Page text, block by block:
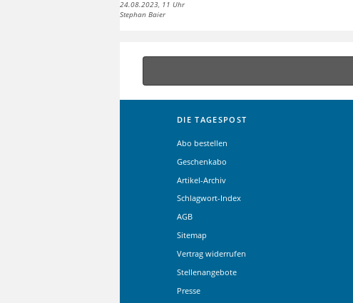
24.08.2023, 11 Uhr
Stephan Baier
DIE TAGESPOST
Abo bestellen
Geschenkabo
Artikel-Archiv
Schlagwort-Index
AGB
Sitemap
Vertrag widerrufen
Stellenangebote
Presse